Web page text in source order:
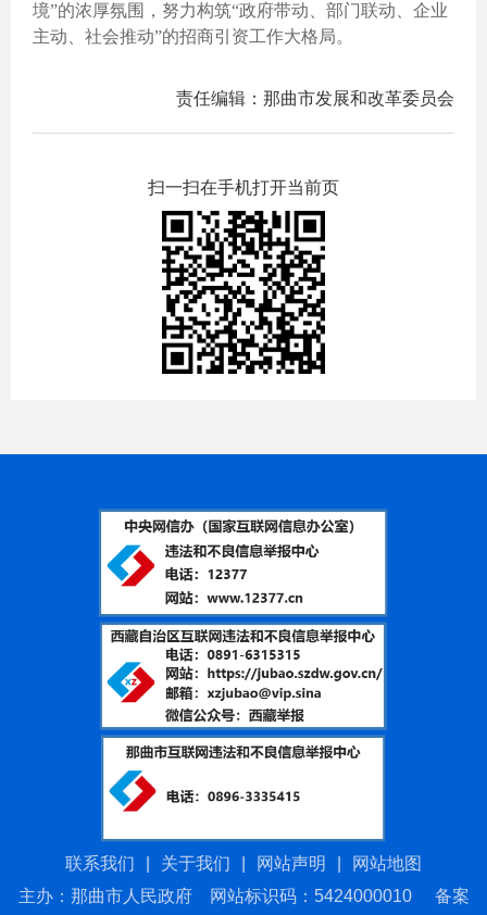
境”的浓厚氛围，努力构筑“政府带动、部门联动、企业
主动、社会推动”的招商引资工作大格局。
责任编辑：那曲市发展和改革委员会
扫一扫在手机打开当前页
联系我们 关于我们 网站声明
网站地图
主办：那曲市人民政府 网站标识码：5424000010
备案